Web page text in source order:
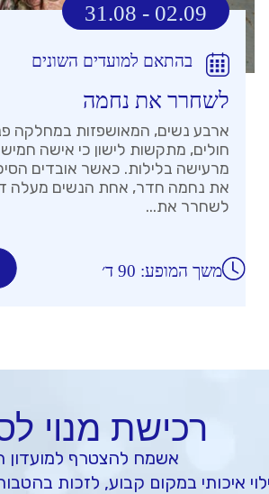
31.08 - 02.09
בהתאם למועדים השונים
לשחרר את נחמה
ארבע נשים, המאושפזות במחלקה
חולים, מתקשות לישון כי אישה
מרעישה בלילות. כאשר אובדים
את נחמה חדר, אחת הנשים מעלה
לשחרר את...
משך המופע: 90 ד׳
רכישת מנוי
אשמח להצטרף למועדון
איכותי במקום קבוע, לזכות